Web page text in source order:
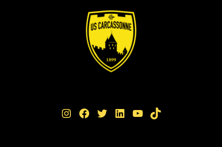
Instagram Facebook Twitter LinkedIn YouTube TikTok